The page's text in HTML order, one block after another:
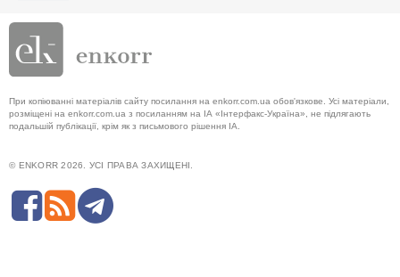
При копіюванні матеріалів сайту посилання на enkorr.com.ua обов'язкове. Усі матеріали,
розміщені на enkorr.com.ua з посиланням на ІА «Інтерфакс-Україна», не підлягають
подальшій публікації, крім як з письмового рішення ІА.
© ENKORR 2026. УСІ ПРАВА ЗАХИЩЕНІ.